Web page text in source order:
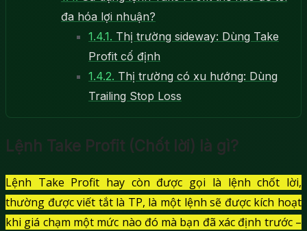
đa hóa lợi nhuận?
1.4.1. Thị trường sideway: Dùng Take
Profit cố định
1.4.2. Thị trường có xu hướng: Dùng
Trailing Stop Loss
Lệnh Take Profit (Chốt lời) là gì?
Lệnh Take Profit hay còn được gọi là lệnh chốt lời,
thường được viết tắt là TP, là một lệnh sẽ được kích hoạt
khi giá chạm một mức nào đó mà bạn đã xác định trước –